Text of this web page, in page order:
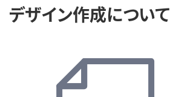
デザイン作成について